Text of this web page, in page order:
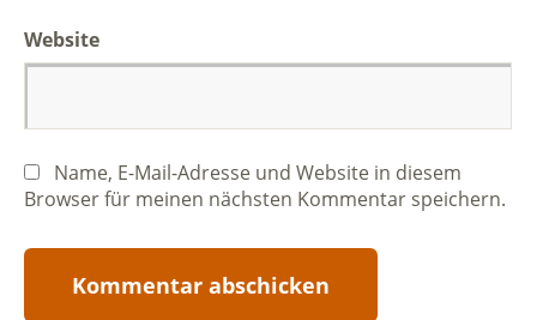
Website
Name, E-Mail-Adresse und Website in diesem
Browser für meinen nächsten Kommentar speichern.